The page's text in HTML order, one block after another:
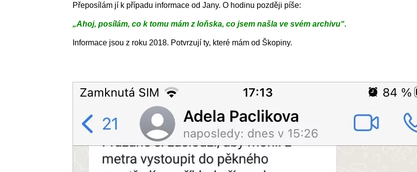
Přeposílám jí k případu informace od Jany. O hodinu později píše:
„Ahoj, posílám, co k tomu mám z loňska, co jsem našla ve svém archivu“.
Informace jsou z roku 2018. Potvrzují ty, které mám od Škopiny.